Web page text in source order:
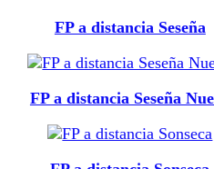
FP a distancia Seseña
FP a distancia Seseña